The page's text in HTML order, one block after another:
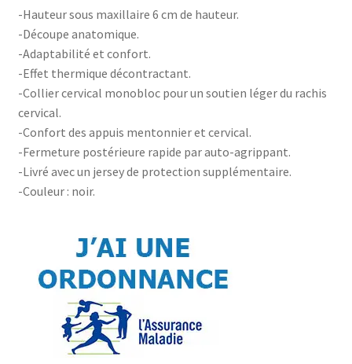
-Hauteur sous maxillaire 6 cm de hauteur.
-Découpe anatomique.
-Adaptabilité et confort.
-Effet thermique décontractant.
-Collier cervical monobloc pour un soutien léger du rachis
cervical.
-Confort des appuis mentonnier et cervical.
-Fermeture postérieure rapide par auto-agrippant.
-Livré avec un jersey de protection supplémentaire.
-Couleur : noir.